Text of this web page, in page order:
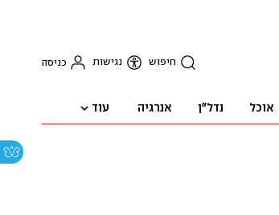
חיפוש נגישות כניסה
אוכל נדל"ן אנרגיה עוד